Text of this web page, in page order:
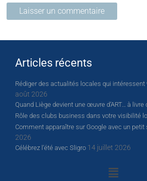
Articles récents
Rédiger des actualités locales qui
août 2026
Quand Liège devient une œuvre d’ART… à livre
Rôle des clubs business dans votre visibilité
Comment apparaître sur Google avec un petit
2026
Célébrez l’été avec Sligro 14 juillet 2026